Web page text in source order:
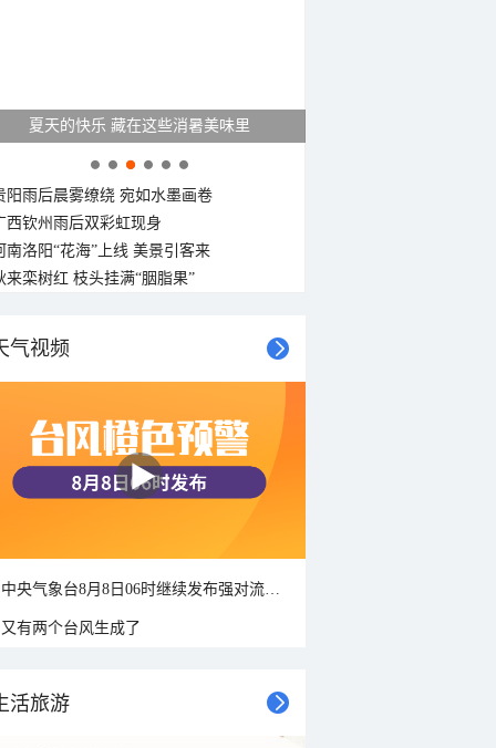
夏天的快乐 藏在这些消暑美味里
阳雨后晨雾缭绕 宛如水墨画卷
西钦州雨后双彩虹现身
南洛阳“花海”上线 美景引客来
来栾树红 枝头挂满“胭脂果”
气视频
中央气象台8月8日06时继续发布强对流天气蓝色预警
又有两个台风生成了
活旅游